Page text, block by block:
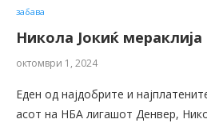
забава
Никола Јокиќ
октомври 1, 2024
Еден од најдобрите и
асот на НБА лигашот Денвер,